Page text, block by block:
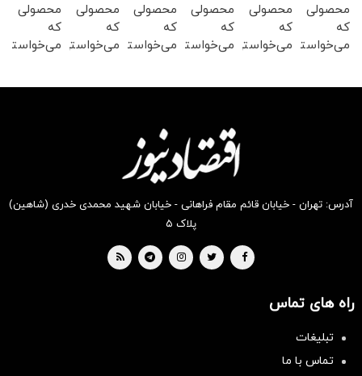
محصولی
که
می‌خواستی
محصولی
که
می‌خواستی
محصولی
که
می‌خواستی
بخر !
محصولی
که
می‌خواستی
بخر !
محصولی
که
می‌خواستی
محصولی
که
می‌خواستی
آدرس: تهران - خیابان قائم مقام فراهانی - خیابان شهید محمدی خدری (شاهین)
پلاک ۵
راه های تماس
تبلیغات
تماس با ما